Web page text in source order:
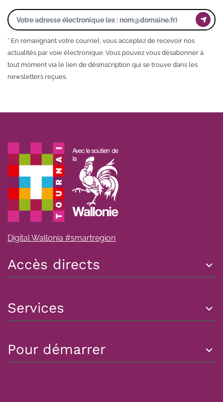
* En renseignant votre courriel, vous acceptez de recevoir nos
actualités par voie électronique. Vous pouvez vous désabonner à
tout moment via le lien de désinscription qui se trouve dans les
newsletters reçues.
Digital Wallonia #smartregion
Accès directs
Services
Pour démarrer